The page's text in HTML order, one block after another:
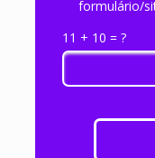
formulário/
11 + 10 = ?